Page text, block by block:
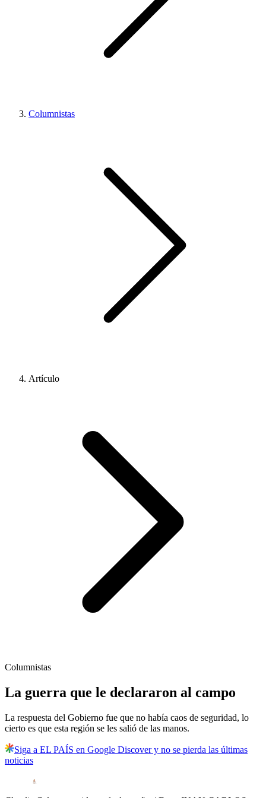
Columnistas
Artículo
Columnistas
La guerra que le declararon al campo
La respuesta del Gobierno fue que no había caos de seguridad, lo
cierto es que esta región se les salió de las manos.
Siga a EL PAÍS en Google Discover y no se pierda las últimas
noticias